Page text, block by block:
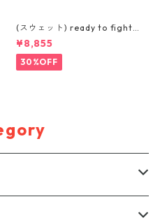
(スウェット) ready to fight
(WHITE)
¥8,855
30%OFF